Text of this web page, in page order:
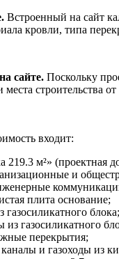
Встроенный на сайт
кровли, типа
сайте. Поскольку
места строительства
входит:
219.3 м²» (проектная
и
плита основание;
блока;
газосиликатного
перекрытия;
и газоходы из